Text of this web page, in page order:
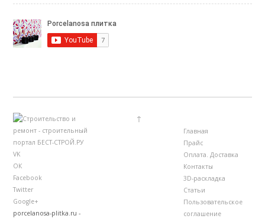
VK
ОК
Facebook
Twitter
Google+
porcelanosa-plitka.ru -
↑
Главная
Прайс
Оплата. Доставка
Контакты
3D-раскладка
Статьи
Пользовательское
соглашение